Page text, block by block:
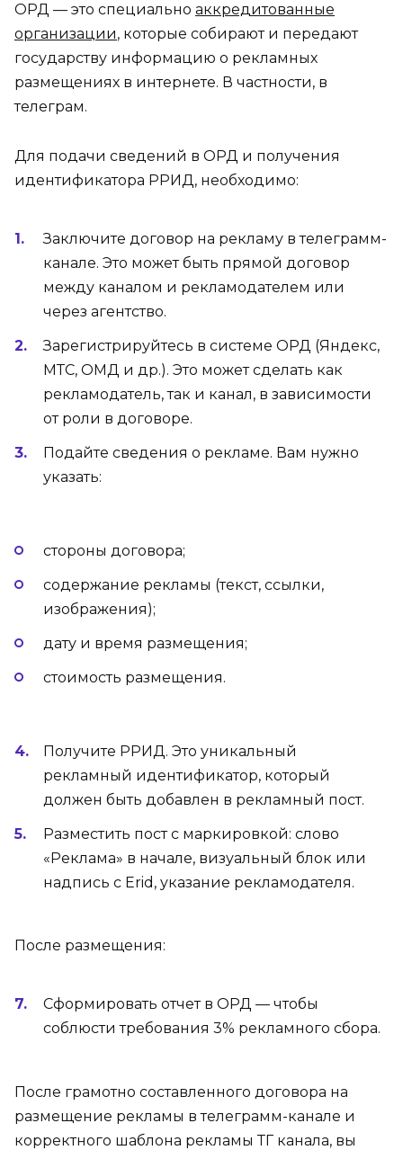
ОРД — это специально аккредитованные
организации, которые собирают и передают
государству информацию о рекламных
размещениях в интернете. В частности, в
телеграм.
Для подачи сведений в ОРД и получения
идентификатора РРИД, необходимо:
Заключите договор на рекламу в телеграмм-
канале. Это может быть прямой договор
между каналом и рекламодателем или
через агентство.
Зарегистрируйтесь в системе ОРД (Яндекс,
МТС, ОМД и др.). Это может сделать как
рекламодатель, так и канал, в зависимости
от роли в договоре.
Подайте сведения о рекламе. Вам нужно
указать:
стороны договора;
содержание рекламы (текст, ссылки,
изображения);
дату и время размещения;
стоимость размещения.
Получите РРИД. Это уникальный
рекламный идентификатор, который
должен быть добавлен в рекламный пост.
Разместить пост с маркировкой: cлово
«Реклама» в начале, визуальный блок или
надпись с Erid, указание рекламодателя.
После размещения:
Сформировать отчет в ОРД — чтобы
соблюсти требования 3% рекламного сбора.
После грамотно составленного договора на
размещение рекламы в телеграмм-канале и
корректного шаблона рекламы ТГ канала, вы